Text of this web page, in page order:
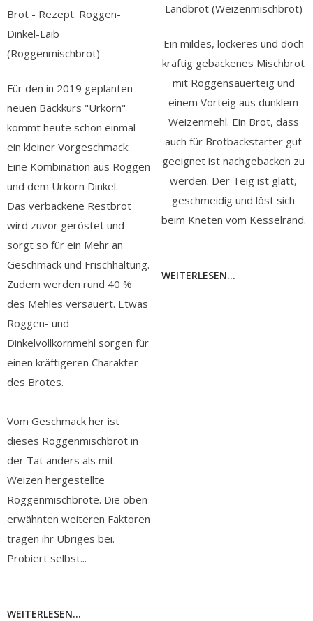
Brot - Rezept: Roggen-
Dinkel-Laib
(Roggenmischbrot)
Für den in 2019 geplanten
neuen Backkurs "Urkorn"
kommt heute schon einmal
ein kleiner Vorgeschmack:
Eine Kombination aus Roggen
und dem Urkorn Dinkel.
Das verbackene Restbrot
wird zuvor geröstet und
sorgt so für ein Mehr an
Geschmack und Frischhaltung.
Zudem werden rund 40 %
des Mehles versäuert. Etwas
Roggen- und
Dinkelvollkornmehl sorgen für
einen kräftigeren Charakter
des Brotes.
Vom Geschmack her ist
dieses Roggenmischbrot in
der Tat anders als mit
Weizen hergestellte
Roggenmischbrote. Die oben
erwähnten weiteren Faktoren
tragen ihr Übriges bei.
Probiert selbst...
WEITERLESEN...
Landbrot (Weizenmischbrot)
Ein mildes, lockeres und doch
kräftig gebackenes Mischbrot
mit Roggensauerteig und
einem Vorteig aus dunklem
Weizenmehl. Ein Brot, dass
auch für Brotbackstarter gut
geeignet ist nachgebacken zu
werden. Der Teig ist glatt,
geschmeidig und löst sich
beim Kneten vom Kesselrand.
WEITERLESEN...